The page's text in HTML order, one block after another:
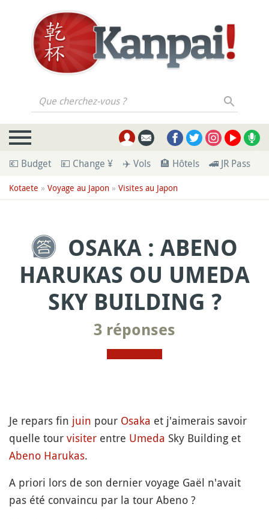
Que cherchez-vous ?
💶 Budget 💴 Change ¥ ✈️ Vols 🏨 Hôtels 🚄 JR Pass
Kotaete » Voyage au Japon » Visites au Japon
OSAKA : ABENO
HARUKAS OU UMEDA
SKY BUILDING ?
3 réponses
Je repars fin juin pour Osaka et j'aimerais savoir
quelle tour visiter entre Umeda Sky Building et
Abeno Harukas.
A priori lors de son dernier voyage Gaël n'avait
pas été convaincu par la tour Abeno ?